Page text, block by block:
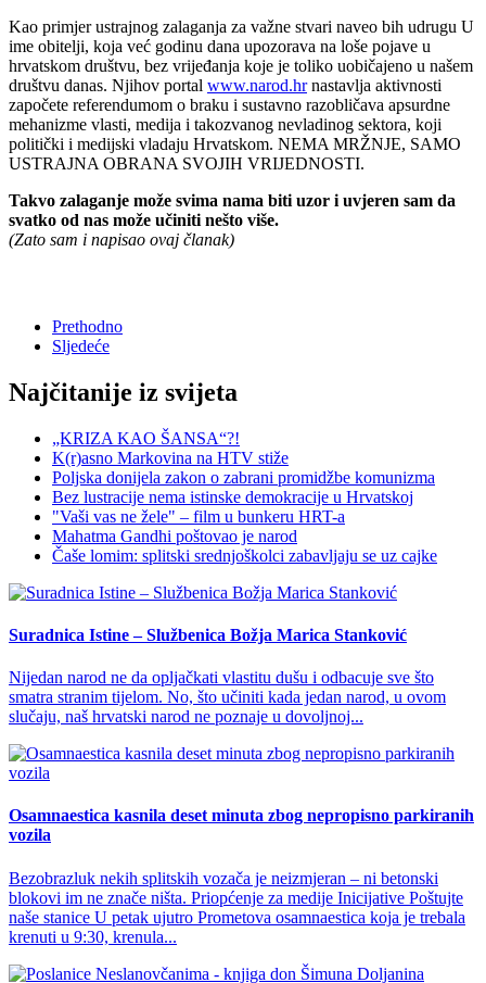
Kao primjer ustrajnog zalaganja za važne stvari naveo bih udrugu U
ime obitelji, koja već godinu dana upozorava na loše pojave u
hrvatskom društvu, bez vrijeđanja koje je toliko uobičajeno u našem
društvu danas. Njihov portal www.narod.hrnastavlja aktivnosti
započete referendumom o braku i sustavno razobličava apsurdne
mehanizme vlasti, medija i takozvanog nevladinog sektora, koji
politički i medijski vladaju Hrvatskom. NEMA MRŽNJE, SAMO
USTRAJNA OBRANA SVOJIH VRIJEDNOSTI.
Takvo zalaganje može svima nama biti uzor i uvjeren sam da
svatko od nas može učiniti nešto više.
(Zato sam i napisao ovaj članak)
Prethodno
Sljedeće
Najčitanije iz svijeta
„KRIZA KAO ŠANSA“?!
K(r)asno Markovina na HTV stiže
Poljska donijela zakon o zabrani promidžbe komunizma
Bez lustracije nema istinske demokracije u Hrvatskoj
"Vaši vas ne žele" – film u bunkeru HRT-a
Mahatma Gandhi poštovao je narod
Čaše lomim: splitski srednjoškolci zabavljaju se uz cajke
Suradnica Istine – Službenica Božja Marica Stanković
Nijedan narod ne da opljačkati vlastitu dušu i odbacuje sve što
smatra stranim tijelom. No, što učiniti kada jedan narod, u ovom
slučaju, naš hrvatski narod ne poznaje u dovoljnoj...
Osamnaestica kasnila deset minuta zbog nepropisno parkiranih
vozila
Bezobrazluk nekih splitskih vozača je neizmjeran – ni betonski
blokovi im ne znače ništa. Priopćenje za medije Inicijative Poštujte
naše stanice U petak ujutro Prometova osamnaestica koja je trebala
krenuti u 9:30, krenula...